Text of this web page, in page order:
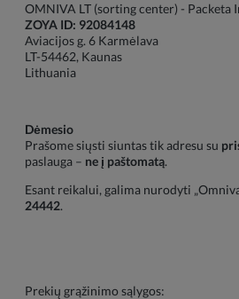
OMNIVA LT (sorting center) - Packeta
ZOYA ID: 92084148
Aviacijos g. 6 Karmėlava
LT-54462, Kaunas
Lithuania
Dėmesio
Prašome siųsti siuntas tik adresu su
paslauga – ne į paštomatą.
Esant reikalui, galima nurodyti
24442.
Prekių grąžinimo sąlygos: